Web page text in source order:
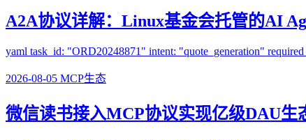
A2A协议详解：Linux基金会托管的AI
yaml task_id: "ORD20248871" intent: "quote_generation"
2026-08-05 MCP生态
微信读书接入MCP协议实现亿级DAU